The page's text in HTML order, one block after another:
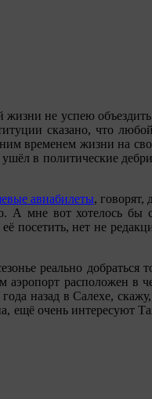
не успею объездить
сказано, что
временем жизни на
в политические
авиабилеты, говорят,
А мне вот хотелось бы
посетить, нет не
реально добраться
расположен в
назад в Салехе,
ещё очень интересуют